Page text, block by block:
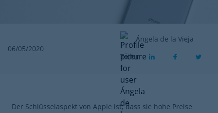
06/05/2020
Ángela de la Vieja
Teilen
Der Schlüsselaspekt von Apple ist, dass sie hohe Preise